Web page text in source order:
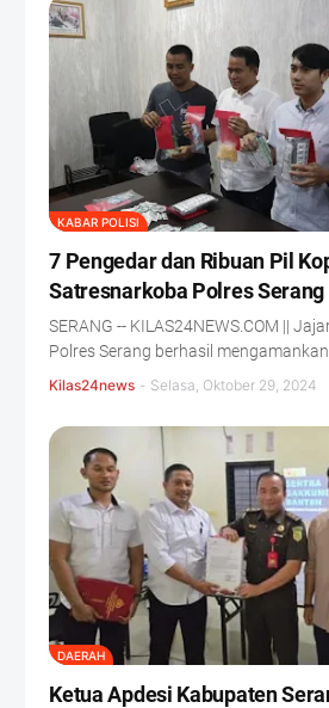
KABAR POLISI
7 Pengedar dan Ribuan Pil
Satresnarkoba Polres Serang
SERANG -- KILAS24NEWS.COM ||
Polres Serang berhasil
Kilas24news - Selasa, Oktober 29, 2024
DAERAH
Ketua Apdesi Kabupaten